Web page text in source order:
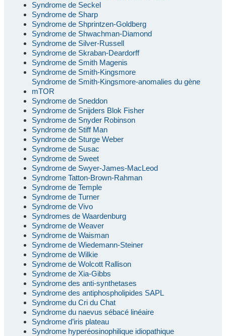
Syndrome de Seckel
Syndrome de Sharp
Syndrome de Shprintzen-Goldberg
Syndrome de Shwachman-Diamond
Syndrome de Silver-Russell
Syndrome de Skraban-Deardorff
Syndrome de Smith Magenis
Syndrome de Smith-Kingsmore
Syndrome de Smith-Kingsmore-anomalies du gène
mTOR
Syndrome de Sneddon
Syndrome de Snijders Blok Fisher
Syndrome de Snyder Robinson
Syndrome de Stiff Man
Syndrome de Sturge Weber
Syndrome de Susac
Syndrome de Sweet
Syndrome de Swyer-James-MacLeod
Syndrome Tatton-Brown-Rahman
Syndrome de Temple
Syndrome de Turner
Syndrome de Vivo
Syndromes de Waardenburg
Syndrome de Weaver
Syndrome de Waisman
Syndrome de Wiedemann-Steiner
Syndrome de Wilkie
Syndrome de Wolcott Rallison
Syndrome de Xia-Gibbs
Syndrome des anti-synthetases
Syndrome des antiphospholipides SAPL
Syndrome du Cri du Chat
Syndrome du naevus sébacé linéaire
Syndrome d’iris plateau
Syndrome hyperéosinophilique idiopathique